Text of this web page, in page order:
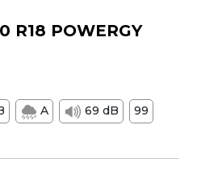
R18 POWERGY
A 69 dB
99